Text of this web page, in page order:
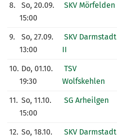
8.
So, 20.09.
15:00
SKV Mörfelden
9.
So, 27.09.
13:00
SKV Darmstadt
II
10. Do, 01.10.
19:30
TSV
Wolfskehlen
11. So, 11.10.
15:00
SG Arheilgen
12. So, 18.10.
SKV Darmstadt